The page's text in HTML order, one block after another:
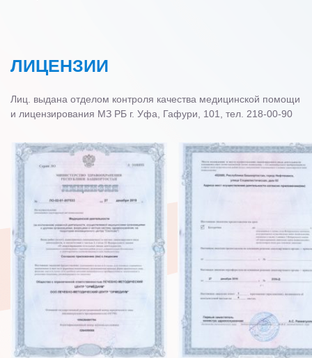
ЛИЦЕНЗИИ
Лиц. выдана отделом контроля качества медицинской помощи
и лицензирования МЗ РБ г. Уфа, Гафури, 101, тел. 218-00-90